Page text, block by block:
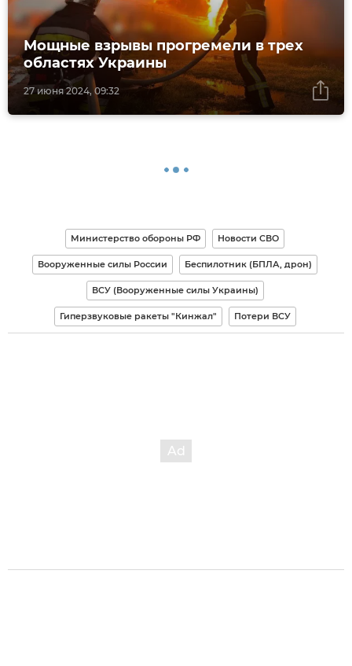
27 июня 2024, 09:32
Мощные взрывы прогремели в трех
областях Украины
Министерство обороны РФ Новости СВО
Вооруженные силы России Беспилотник (БПЛА, дрон)
ВСУ (Вооруженные силы Украины)
Гиперзвуковые ракеты "Кинжал" Потери ВСУ